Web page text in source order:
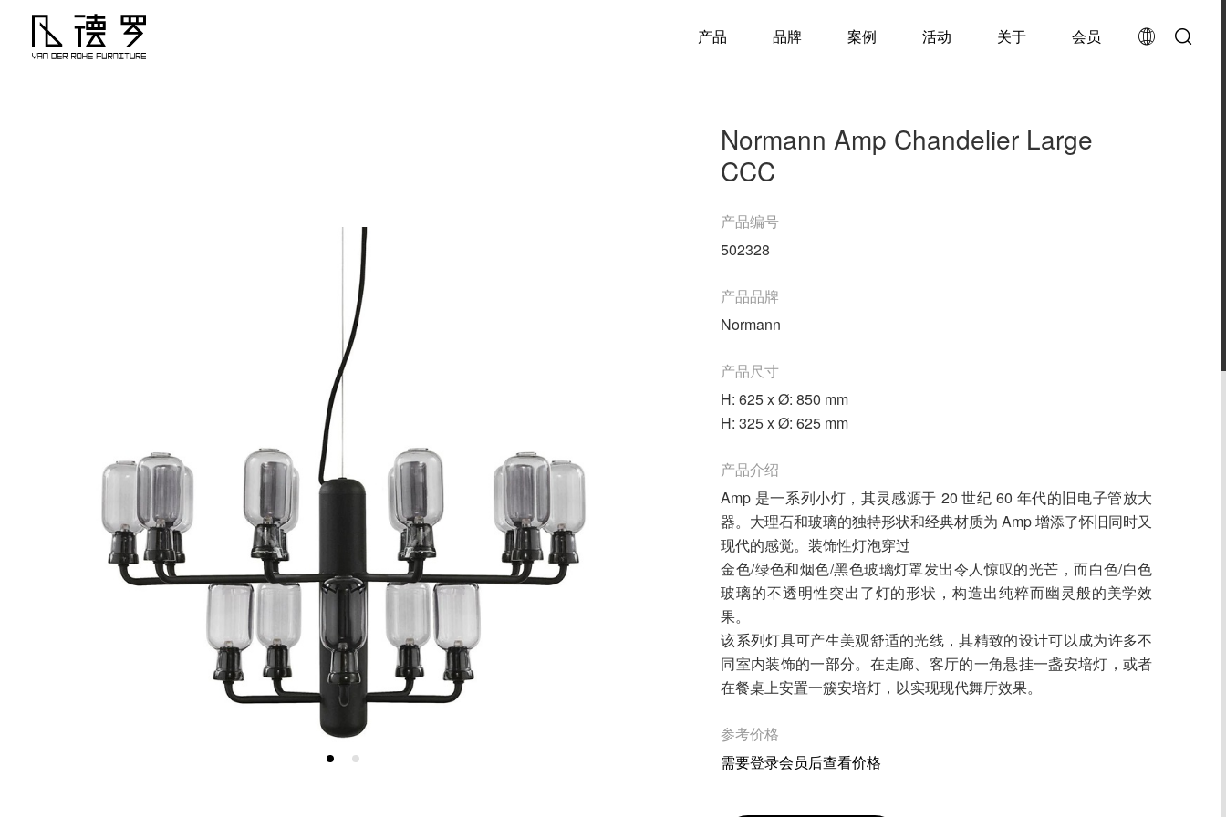
产品 品牌 案例 活动 关于 会员
Normann Amp Chandelier Large
CCC
产品编号
502328
产品品牌
Normann
产品尺寸
H: 625 x Ø: 850 mm
H: 325 x Ø: 625 mm
产品介绍
Amp 是一系列小灯，其灵感源于 20 世纪 60 年代的旧电子管放大
器。大理石和玻璃的独特形状和经典材质为 Amp 增添了怀旧同时又
现代的感觉。装饰性灯泡穿过
金色/绿色和烟色/黑色玻璃灯罩发出令人惊叹的光芒，而白色/白色
玻璃的不透明性突出了灯的形状，构造出纯粹而幽灵般的美学效
果。
该系列灯具可产生美观舒适的光线，其精致的设计可以成为许多不
同室内装饰的一部分。在走廊、客厅的一角悬挂一盏安培灯，或者
在餐桌上安置一簇安培灯，以实现现代舞厅效果。
参考价格
需要登录会员后查看价格